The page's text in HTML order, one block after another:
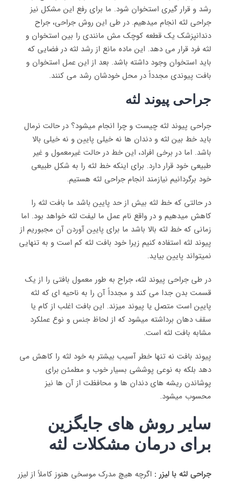
رشد و قرار گیری استخوان شود. ما برای رفع این مشکل نیز
جراحی لثه انجام میدهیم. در طی این روش جراحی، جراح
دندانپزشک یک قطعه کوچک مش مانندی را بین استخوان و
لثه فرد قرار می دهد. این ماده مانع از رشد لثه در فضایی که
باید استخوان وجود داشته باشد. بعد از این عمل استخوان و
بافت پیوندی مجدداً در محل خودشان رشد می کنند.
جراحی پیوند لثه
جراحی پیوند لثه چیست و چرا انجام میشود؟ در حالت نرمال
باید خط بین لثه و دندان ها نه خیلی پایین و نه خیلی بالا
باشد. اما در برخی افراد، این خط در حالت غیرمعمول و غیر
طبیعی خود قرار دارد. برای اینکه خط لثه را به شکل طبیعی
خود برگردانیم نیازمند انجام جراحی لثه هستیم.
در حالتی که خط لثه بیش از حد پایین باشد ما بافت لثه را
کاهش میدهیم و در واقع نام عمل ما لیفت لثه خواهد بود. اما
زمانی که خط لثه بالا باشد ما برای پایین آوردن آن مجبوریم از
پیوند لثه استفاده کنیم زیرا خود بافت لثه کم است و به تنهایی
نمیتواند پایین بیاید.
در طی جراحی پیوند لثه، جراح به طور معمول بافتی را از یک
قسمت بدن جدا می كند و مجدداً آن را به ناحیه ای كه لثه
پایین است متصل یا پیوند میزند. این بافت اغلب از کام یا
سقف دهان برداشته میشود که از لحاظ جنس و نوع عملکرد
مشابه بافت لثه است.
پیوند بافت نه تنها خطر آسیب بیشتر به خود لثه را کاهش می
دهد بلکه به نوعی پوششی بسیار خوب و مطمئن برای
پوشاندن ریشه های دندان ها و محافظت از آن ها نیز
محسوب میشود.
سایر روش های جایگزین
برای درمان مشکلات لثه
جراحی لثه با لیزر : اگرچه هیچ مدرک موسخی هنوز کاملاً از لیزر